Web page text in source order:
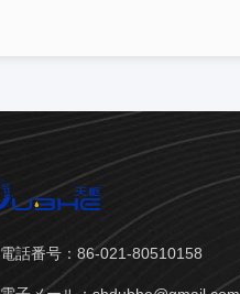
電話番号：86-021-80510158